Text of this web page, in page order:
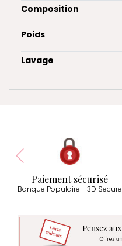
Composition
Poids
Lavage
Paiement sécurisé
Banque Populaire - 3D Secure